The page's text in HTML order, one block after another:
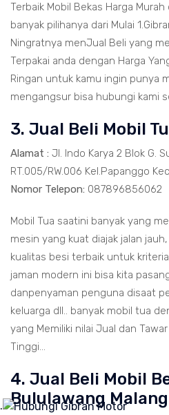
Terbaik Mobil Bekas Harga
banyak pilihanya dari Mulai
Ningratnya menJual Beli yang
Terpakai anda dengan Harga
Ringan untuk kamu ingin punya
mengangsur bisa hubungi kami
3. Jual Beli Mobil
Alamat : Jl. Indo Karya 2 Blok G.
RT.005/RW.006 Kel.Papanggo
Nomor Telepon: 087896856062
Mobil Tua saatini banyak yang
mesin yang kuat diajak jalan
kualitas besi terbaik untuk
jaman modern ini bisa kita
danpenyaman penguna disaat
keluarga dll.. banyak mobil tua
yang Memiliki nilai Jual dan
Tinggi...
4. Jual Beli Mobil
Bululawang Malang
.